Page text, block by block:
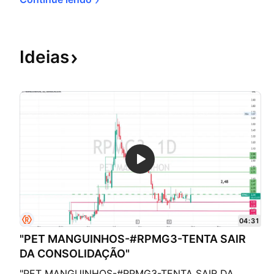
Ideias
"PET MANGUINHOS-#RPMG3-TENTA SAIR
DA CONSOLIDAÇÃO"
04:31